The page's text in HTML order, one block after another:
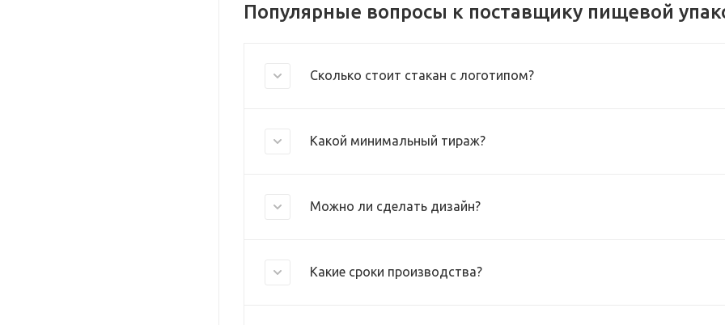
Популярные вопросы к поставщику пищевой
Сколько стоит стакан с логотипом?
Какой минимальный тираж?
Можно ли сделать дизайн?
Какие сроки производства?